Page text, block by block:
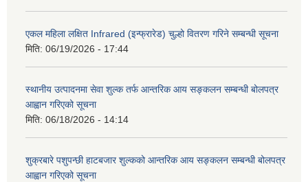
एकल महिला लक्षित Infrared (इन्फ्रारेड) चुल्हो वितरण गरिने सम्बन्धी सूचना
मिति: 06/19/2026 - 17:44
स्थानीय उत्पादनमा सेवा शुल्क तर्फ आन्तरिक आय सङ्कलन सम्बन्धी बोलपत्र
आह्वान गरिएको सूचना
मिति: 06/18/2026 - 14:14
शुक्रबारे पशुपन्छी हाटबजार शुल्कको आन्तरिक आय सङ्कलन सम्बन्धी बोलपत्र
आह्वान गरिएको सूचना